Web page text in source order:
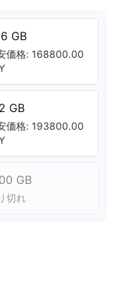
GB
価格: 168800.00
GB
価格: 193800.00
GB
切れ